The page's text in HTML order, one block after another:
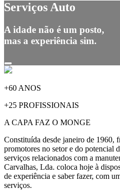
Serviços Auto
A idade não é um posto,
mas a experiência sim.
+60 ANOS
+25 PROFISSIONAIS
A CAPA FAZ O MONGE
Constituída desde janeiro de 1960,
promotores no setor e do potencial
serviços relacionados com a
Carvalhas, Lda. coloca hoje à
de experiência e saber fazer, com
serviços.